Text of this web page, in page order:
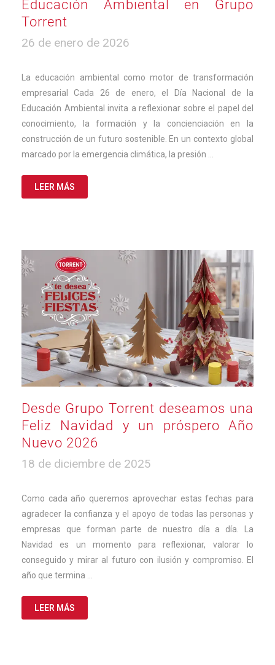
Educación Ambiental en Grupo
Torrent
26 de enero de 2026
de
La educación ambiental como motor de transformación
empresarial Cada 26 de enero, el Día Nacional de la
Educación Ambiental invita a reflexionar sobre el papel del
conocimiento, la formación y la concienciación en la
construcción de un futuro sostenible. En un contexto global
marcado por la emergencia climática, la presión …
LEER MÁS
Desde Grupo Torrent deseamos una
Feliz Navidad y un próspero Año
Nuevo 2026
18 de diciembre de 2025
de
2026
Como cada año queremos aprovechar estas fechas para
agradecer la confianza y el apoyo de todas las personas y
empresas que forman parte de nuestro día a día. La
Navidad es un momento para reflexionar, valorar lo
conseguido y mirar al futuro con ilusión y compromiso. El
año que termina …
LEER MÁS